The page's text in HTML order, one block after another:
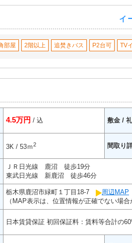
イ
部屋 2階以上 追焚きバス P2台可 TV
4.5万円 / 込 敷金 /
3K / 53ｍ2 間取り
ＪＲ日光線 鹿沼 徒歩19分
東武日光線 新鹿沼 徒歩46分
栃木県鹿沼市緑町１丁目18-7
周辺MAP
（MAP表示は、位置情報が正確でない場
日本賃貸保証 初回保証料：賃料等合計の